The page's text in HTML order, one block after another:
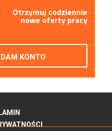
Otrzymuj codziennie
nowe oferty pracy
KONTO